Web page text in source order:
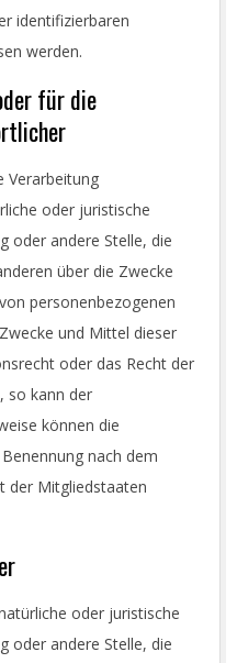
identifizierbaren
werden.
für die
Verarbeitung
oder juristische
oder andere Stelle, die
über die Zwecke
personenbezogenen
und Mittel dieser
oder das Recht der
so kann der
können die
nach dem
der Mitgliedstaaten
oder juristische
oder andere Stelle, die